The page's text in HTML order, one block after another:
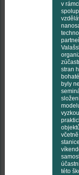
v
stran
byly
této